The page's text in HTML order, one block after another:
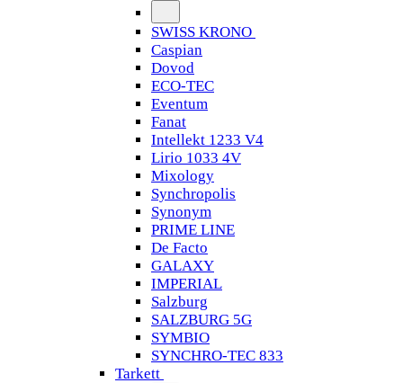
SWISS KRONO
Caspian
Dovod
ECO-TEC
Eventum
Fanat
Intellekt 1233 V4
Lirio 1033 4V
Mixology
Synchropolis
Synonym
PRIME LINE
De Facto
GALAXY
IMPERIAL
Salzburg
SALZBURG 5G
SYMBIO
SYNCHRO-TEC 833
Tarkett